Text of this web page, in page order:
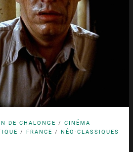
DE CHALONGE / CINÉMA
/ FRANCE /
NÉO-CLASSIQUES